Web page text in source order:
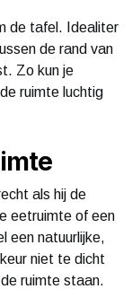
de tafel. Idealiter
de rand van
Zo kun je
ruimte luchtig
als hij de
eetruimte of een
een natuurlijke,
niet te dicht
ruimte staan.